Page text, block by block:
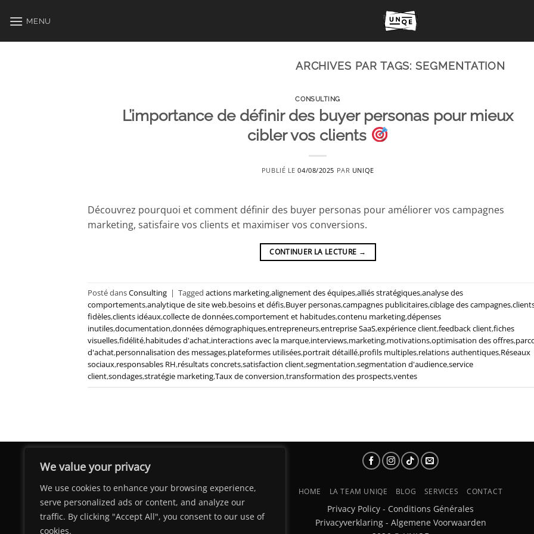
We value your privacy
We use cookies to enhance your browsing experience,
serve personalized ads or content, and analyze our
traffic. By clicking "Accept All", you consent to our use of
cookies.
au
MENU
ARCHIVES PAR TAGS:SEGMENTATION
CONSULTING
L’importance de définir des buyer personas pour mieux
cibler vos clients
PUBLIÉ LE04/08/2025 PAR UNIQE
Découvrez pourquoi et comment définir des buyer personas pour améliorer vos campagnes
marketing, satisfaire vos clients et maximiser vos conversions.
CONTINUER LA LECTURE →
Posté dansConsulting | Tagged actions marketing,alignement des équipes,alliés stratégiques,analyse des
comportements,analytique de site web,besoins et défis,Buyer personas,campagnes publicitaires,ciblage des campagnes,
fidèles,clients idéaux,collecte de données,comportement et habitudes,contenu marketing,dépenses
inutiles,documentation,données démographiques,entrepreneurs,entreprise SaaS,expérience client,feedback client,fiches
visuelles,fidélité,habitudes d'achat,interactions avec la marque,interviews,marketing,motivations,optimisation des offres,
d'achat,personnalisation des messages,plateformes utilisées,portrait détaillé,profils multiples,relations authentiques,Réseaux
sociaux,responsables RH,résultats concrets,satisfaction client,segmentation,segmentation d'audience,service
client,sondages,stratégie marketing,Taux de conversion,transformation des prospects,ventes
HOME LA TEAM UNIQE BLOG SERVICES CONTACT
Privacy Policy - Conditions Générales
Privacyverklaring- Algemene Voorwaarden